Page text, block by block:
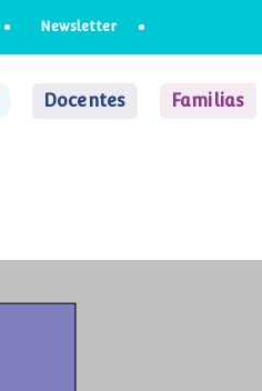
Newsletter
Docentes Familias